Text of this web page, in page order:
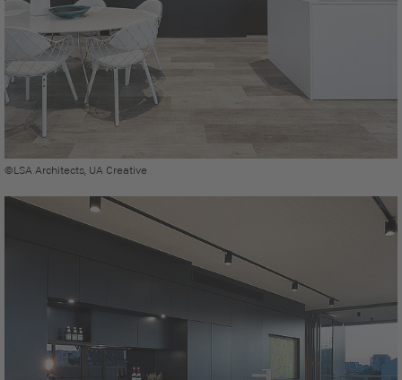
©LSA Architects, UA Creative